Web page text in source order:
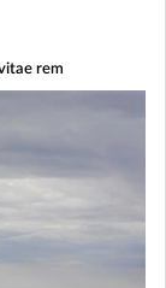
rem